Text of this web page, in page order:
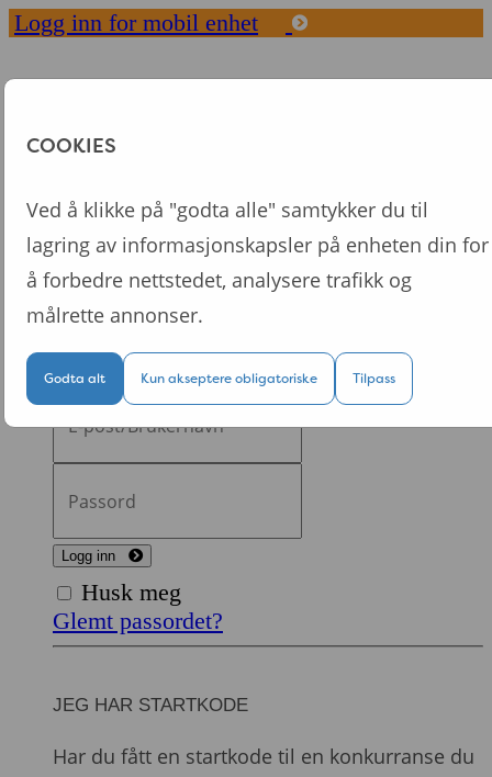
Logg inn for mobil enhet
Start
FAQ
Fordeler med Dytt
Om oss
Logg inn
Logg inn
Husk meg
Glemt passordet?
JEG HAR STARTKODE
Har du fått en startkode til en konkurranse du
COOKIES
Ved å klikke på "godta alle" samtykker du til
lagring av informasjonskapsler på enheten din for
å forbedre nettstedet, analysere trafikk og
målrette annonser.
Godta alt Kun akseptere obligatoriske Tilpass